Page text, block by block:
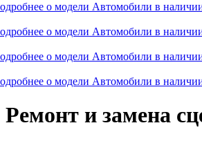
о модели Автомобили в
о модели Автомобили в
о модели Автомобили в
о модели Автомобили в
Ремонт и замена